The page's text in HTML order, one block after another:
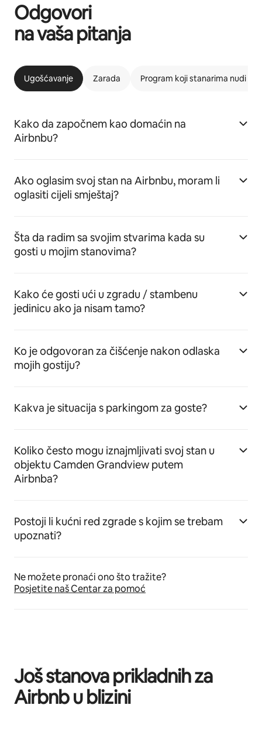
Odgovori
na vaša pitanja
Ugošćavanje Zarada Program koji stanarima nudi
Kako da započnem kao domaćin na
Airbnbu?
Ako oglasim svoj stan na Airbnbu, moram li
oglasiti cijeli smještaj?
Šta da radim sa svojim stvarima kada su
gosti u mojim stanovima?
Kako će gosti ući u zgradu / stambenu
jedinicu ako ja nisam tamo?
Ko je odgovoran za čišćenje nakon odlaska
mojih gostiju?
Kakva je situacija s parkingom za goste?
Koliko često mogu iznajmljivati svoj stan u
objektu Camden Grandview putem
Airbnba?
Postoji li kućni red zgrade s kojim se trebam
upoznati?
Ne možete pronaći ono što tražite?
Posjetite naš Centar za pomoć
Još stanova prikladnih za
Airbnb u blizini